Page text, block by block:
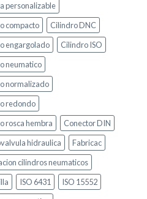
personalizable
compacto
Cilindro DNC
engargolado
Cilindro ISO
neumatico
normalizado
redondo
rosca hembra
Conector DIN
hidraulica
Fabricac
cilindros neumaticos
ISO 6431
ISO 15552